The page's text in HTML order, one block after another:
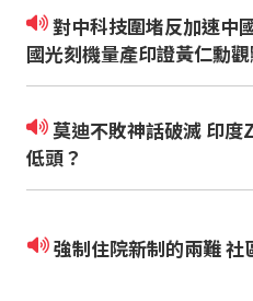
對中科技圍堵反加速中國科技自主？！中
國光刻機量產印證黃仁勳
莫迪不敗神話破滅 印度Z世代如何逼政府
低頭？
強制住院新制的兩難 社